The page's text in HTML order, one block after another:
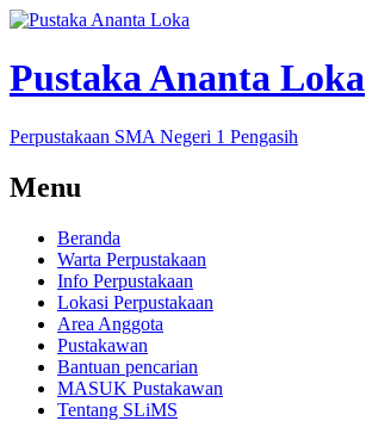
Pustaka Ananta Loka
Perpustakaan SMA Negeri 1 Pengasih
Menu
Beranda
Warta Perpustakaan
Info Perpustakaan
Lokasi Perpustakaan
Area Anggota
Pustakawan
Bantuan pencarian
MASUK Pustakawan
Tentang SLiMS